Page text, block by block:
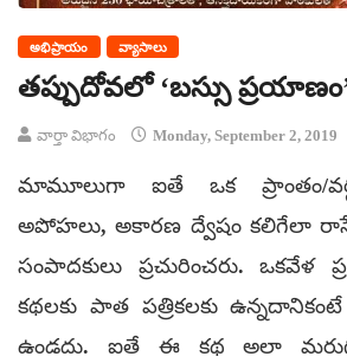
అభిప్రాయం వ్యాసాలు
తప్పుదోవలో ‘బస్సు
వార్తా విభాగం Monday, September 2, 2019
మామూలుగా ఐతే ఒక ప్రాంతం/
అపోహలు, అకారణ ద్వేషం కలిగేలా రాసే
సంపాదకులు ప్రచురించరు. ఒకవేళ
కథలకు పాత పత్రికలకు
ఉండదు. ఐతే ఈ కథ అలా